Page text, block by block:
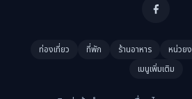
ท่องเที่ยว ที่พัก ร้านอาหาร หน่วย
เมนูเพิ่มเติม